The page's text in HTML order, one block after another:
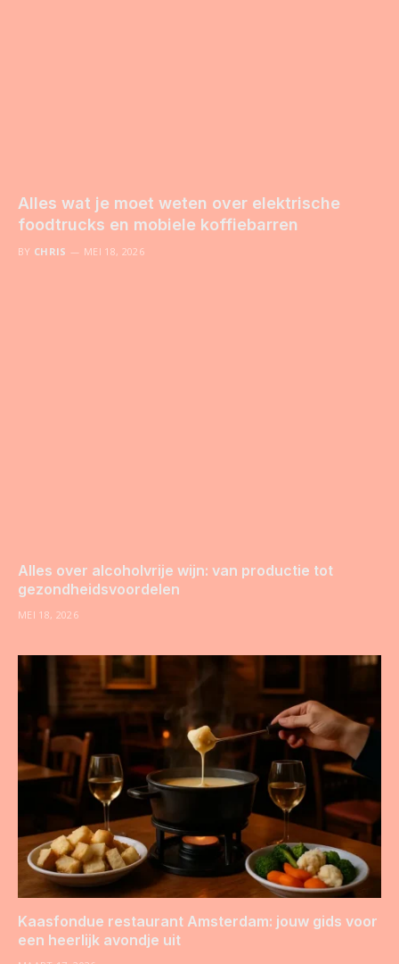
Alles wat je moet weten over elektrische
foodtrucks en mobiele koffiebarren
BY CHRIS MEI 18, 2026
Alles over alcoholvrije wijn: van productie tot
gezondheidsvoordelen
MEI 18, 2026
Kaasfondue restaurant Amsterdam: jouw gids voor
een heerlijk avondje uit